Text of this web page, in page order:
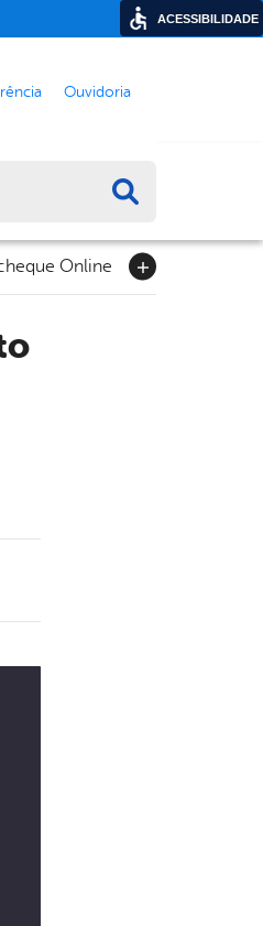
Ouvidoria
Online
ACESSIBILIDADE